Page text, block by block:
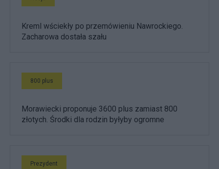
Kreml wściekły po przemówieniu Nawrockiego.
Zacharowa dostała szału
800 plus
Morawiecki proponuje 3600 plus zamiast 800
złotych. Środki dla rodzin byłyby ogromne
Prezydent